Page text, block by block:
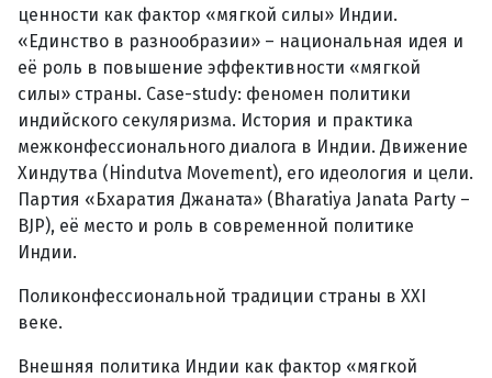
ценности как фактор «мягкой силы» Индии.
«Единство в разнообразии» – национальная идея и
её роль в повышение эффективности «мягкой
силы» страны. Case-study: феномен политики
индийского секуляризма. История и практика
межконфессионального диалога в Индии. Движение
Хиндутва (Hindutva Movement), его идеология и цели.
Партия «Бхаратия Джаната» (Bharatiya Janata Party –
BJP), её место и роль в современной политике
Индии.
Поликонфессиональной традиции страны в XXI
веке.
Внешняя политика Индии как фактор «мягкой